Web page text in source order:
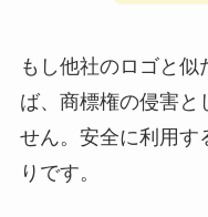
もし他社のロゴと
ば、商標権の侵害と
せん。安全に利用す
りです。